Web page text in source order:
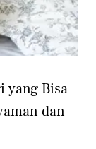
yang Bisa
dan